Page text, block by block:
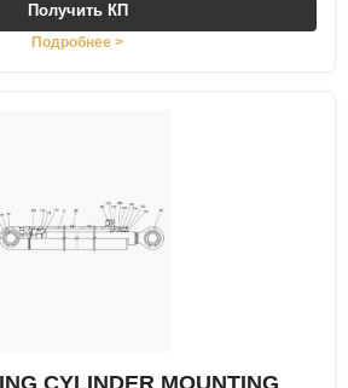
Получить КП
Подробнее >
CYLINDER MOUNTING